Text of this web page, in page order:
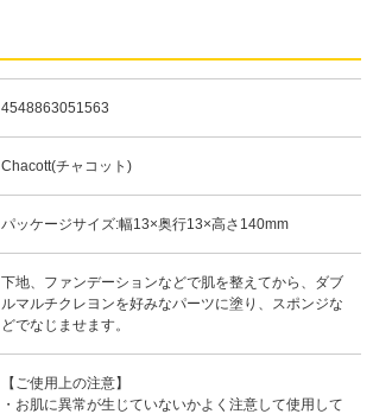
4548863051563
Chacott(チャコット)
パッケージサイズ:幅13×奥行13×高さ140mm
下地、ファンデーションなどで肌を整えてから、ダブ
ルマルチクレヨンを好みなパーツに塗り、スポンジな
どでなじませます。
【ご使用上の注意】
・お肌に異常が生じていないかよく注意して使用して